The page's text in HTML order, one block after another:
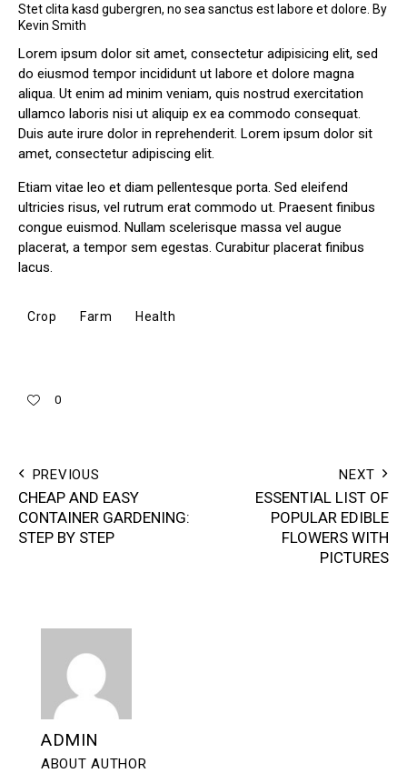
Stet clita kasd gubergren, no sea sanctus est labore et dolore. By
Kevin Smith
Lorem ipsum dolor sit amet, consectetur adipisicing elit, sed
do eiusmod tempor incididunt ut labore et dolore magna
aliqua. Ut enim ad minim veniam, quis nostrud exercitation
ullamco laboris nisi ut aliquip ex ea commodo consequat.
Duis aute irure dolor in reprehenderit. Lorem ipsum dolor sit
amet, consectetur adipiscing elit.
Etiam vitae leo et diam pellentesque porta. Sed eleifend
ultricies risus, vel rutrum erat commodo ut. Praesent finibus
congue euismod. Nullam scelerisque massa vel augue
placerat, a tempor sem egestas. Curabitur placerat finibus
lacus.
Crop Farm Health
0
PREVIOUS
CHEAP AND EASY
CONTAINER GARDENING:
STEP BY STEP
NEXT
ESSENTIAL LIST OF
POPULAR EDIBLE
FLOWERS WITH
PICTURES
ADMIN
ABOUT AUTHOR